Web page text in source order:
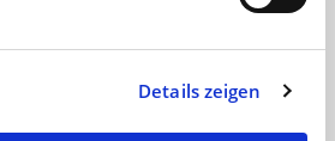
Details zeigen